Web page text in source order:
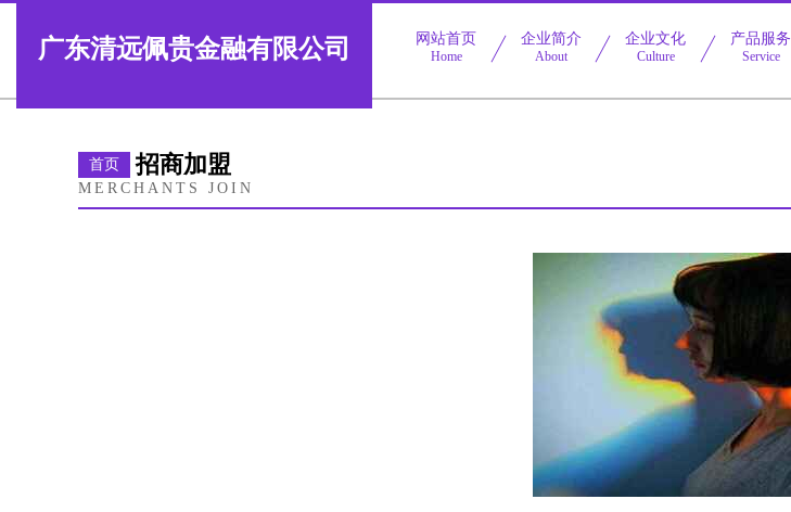
广东清远佩贵金融有限公司 网站首页
Home
企业简介
About
企业文化
Culture
产品服务
Service
首页 招商加盟
MERCHANTS JOIN